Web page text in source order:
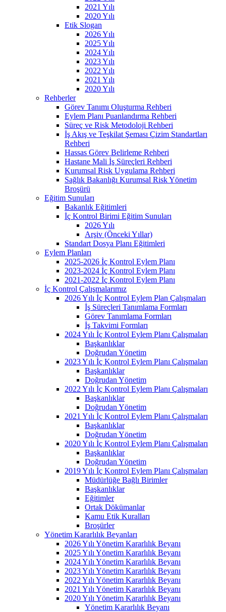
2021 Yılı
2020 Yılı
Etik Slogan
2026 Yılı
2025 Yılı
2024 Yılı
2023 Yılı
2022 Yılı
2021 Yılı
2020 Yılı
Rehberler
Görev Tanımı Oluşturma Rehberi
Eylem Planı Puanlandırma Rehberi
Süreç ve Risk Metodoloji Rehberi
İş Akış ve Teşkilat Şeması Çizim Standartları
Rehberi
Hassas Görev Belirleme Rehberi
Hastane Mali İş Süreçleri Rehberi
Kurumsal Risk Uygulama Rehberi
Sağlık Bakanlığı Kurumsal Risk Yönetim
Broşürü
Eğitim Sunuları
Bakanlık Eğitimleri
İç Kontrol Birimi Eğitim Sunuları
2026 Yılı
Arşiv (Önceki Yıllar)
Standart Dosya Planı Eğitimleri
Eylem Planları
2025-2026 İç Kontrol Eylem Planı
2023-2024 İç Kontrol Eylem Planı
2021-2022 İç Kontrol Eylem Planı
İç Kontrol Çalışmalarımız
2026 Yılı İç Kontrol Eylem Plan Çalışmaları
İş Süreçleri Tanımlama Formları
Görev Tanımlama Formları
İş Takvimi Formları
2024 Yılı İç Kontrol Eylem Planı Çalışmaları
Başkanlıklar
Doğrudan Yönetim
2023 Yılı İç Kontrol Eylem Planı Çalışmaları
Başkanlıklar
Doğrudan Yönetim
2022 Yılı İç Kontrol Eylem Planı Çalışmaları
Başkanlıklar
Doğrudan Yönetim
2021 Yılı İç Kontrol Eylem Planı Çalışmaları
Başkanlıklar
Doğrudan Yönetim
2020 Yılı İç Kontrol Eylem Planı Çalışmaları
Başkanlıklar
Doğrudan Yönetim
2019 Yılı İç Kontrol Eylem Planı Çalışmaları
Müdürlüğe Bağlı Birimler
Başkanlıklar
Eğitimler
Ortak Dökümanlar
Kamu Etik Kuralları
Broşürler
Yönetim Kararlılık Beyanları
2026 Yılı Yönetim Kararlılık Beyanı
2025 Yılı Yönetim Kararlılık Beyanı
2024 Yılı Yönetim Kararlılık Beyanı
2023 Yılı Yönetim Kararlılık Beyanı
2022 Yılı Yönetim Kararlılık Beyanı
2021 Yılı Yönetim Kararlılık Beyanı
2020 Yılı Yönetim Kararlılık Beyanı
Yönetim Kararlılık Beyanı